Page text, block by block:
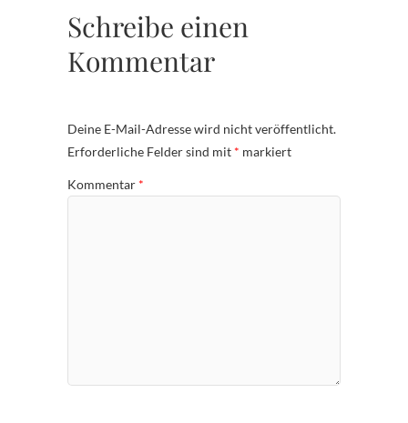
Schreibe einen
Kommentar
Deine E-Mail-Adresse wird nicht veröffentlicht.
Erforderliche Felder sind mit * markiert
Kommentar *